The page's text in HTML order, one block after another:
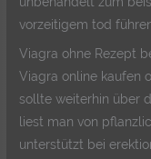
vorzeitigem tod
Viagra ohne Rezept
Viagra online kaufen
sollte weiterhin über
liest man von
unterstützt bei